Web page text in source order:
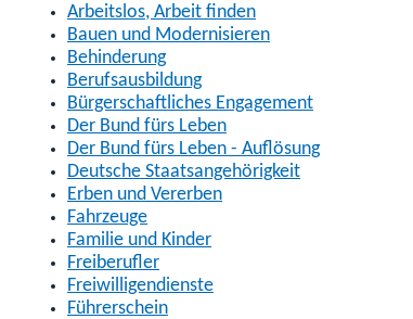
Arbeitslos, Arbeit finden
Bauen und Modernisieren
Behinderung
Berufsausbildung
Bürgerschaftliches Engagement
Der Bund fürs Leben
Der Bund fürs Leben - Auflösung
Deutsche Staatsangehörigkeit
Erben und Vererben
Fahrzeuge
Familie und Kinder
Freiberufler
Freiwilligendienste
Führerschein